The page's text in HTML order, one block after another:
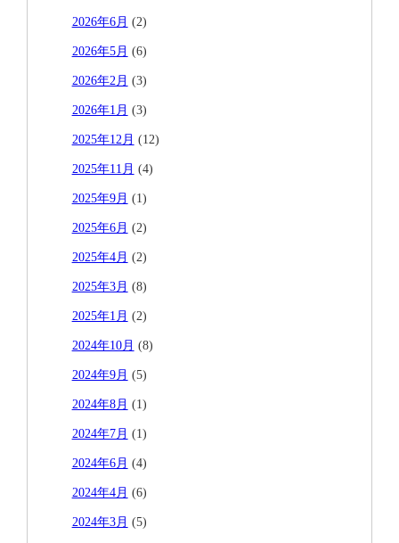
2026年6月 (2)
2026年5月 (6)
2026年2月 (3)
2026年1月 (3)
2025年12月 (12)
2025年11月 (4)
2025年9月 (1)
2025年6月 (2)
2025年4月 (2)
2025年3月 (8)
2025年1月 (2)
2024年10月 (8)
2024年9月 (5)
2024年8月 (1)
2024年7月 (1)
2024年6月 (4)
2024年4月 (6)
2024年3月 (5)